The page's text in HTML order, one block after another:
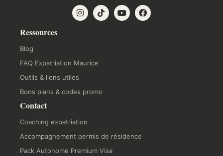
Ressources
Blog
FAQ Expatriation Maurice
Outils & liens utiles
Bons plans & codes promo
Contact
Coaching expatriation
Accompagnement permis de résidence
Pack Autonome Premium Visa